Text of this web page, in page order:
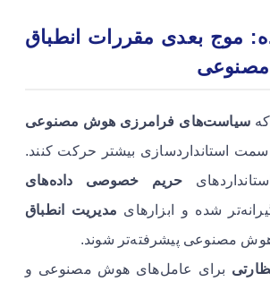
موج بعدی مقررات انطباق
سیاست‌های فرامرزی هوش مصنوعی
سمت استانداردسازی بیشتر حرکت کنند.
حریم خصوصی داده‌های
شده و ابزارهای مدیریت انطباق
مصنوعی پیشرفته‌تر شوند.
برای عامل‌های هوش مصنوعی و